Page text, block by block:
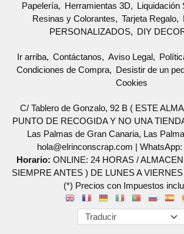
Papelería
Herramientas 3D
Liquidación
Resinas y Colorantes
Tarjeta Regalo
PERSONALIZADOS
DIY
Ir arriba Contáctanos Aviso Legal
Condiciones de Compra
Desistir de un
Cookies
C/ Tablero de Gonzalo, 92 B ( ESTE
PUNTO DE RECOGIDA Y NO UNA
Las Palmas de Gran Canaria, Las
hola@elrinconscrap.com |
Horario: ONLINE: 24 HORAS /
SIEMPRE ANTES ) DE LUNES A
(*) Precios con Impuestos